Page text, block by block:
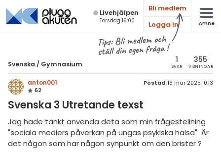
Live­hjälpen
Torsdag 16:00
Bli medlem
Logga in
Ämne
Tips: Bli medlem och
ställ din egen fråga !
Svenska / Gymnasium 1
SVAR
355
VISNINGAR
anton001
62
Postad:13 mar 2025 10:13
Svenska 3 Utretande texst
Jag hade tänkt anvenda deta som min frågestelining
"sociala mediers påverkan på ungas psykiska hälsa" Är
det någon som har någon synpunkt om den brister ?
& Bygg
Alla ämnen
Svenska
Alla trådar
Universitet
Allmänna diskussioner